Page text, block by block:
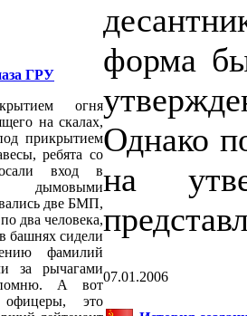
ГРУ
огня
на скалах,
прикрытием
ребята со
вход в
дымовыми
две БМП,
два человека,
башнях сидели
фамилий
за рычагами
А вот
это
форма
Однако
на
07.01.2006